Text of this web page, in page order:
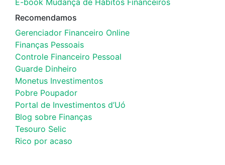
E-book Mudança de Hábitos Financeiros
Recomendamos
Gerenciador Financeiro Online
Finanças Pessoais
Controle Financeiro Pessoal
Guarde Dinheiro
Monetus Investimentos
Pobre Poupador
Portal de Investimentos d’Uó
Blog sobre Finanças
Tesouro Selic
Rico por acaso